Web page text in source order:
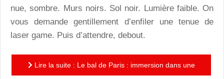
nue, sombre. Murs noirs. Sol noir. Lumière faible. On
vous demande gentillement d’enfiler une tenue de
laser game. Puis d’attendre, debout.
Lire la suite : Le bal de Paris : immersion dans une